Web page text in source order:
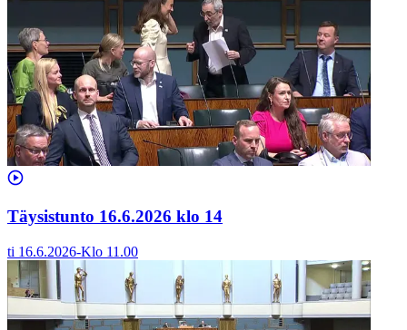
Täysistunto 16.6.2026 klo 14
ti 16.6.2026-Klo 11.00